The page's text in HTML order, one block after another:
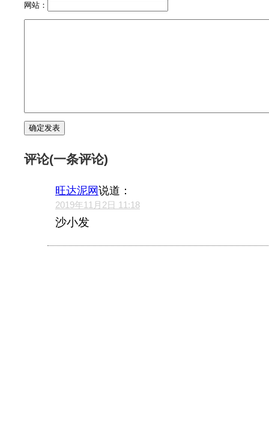
网站：
评论(一条评论)
旺达泥网说道：
2019年11月2日 11:18
沙小发